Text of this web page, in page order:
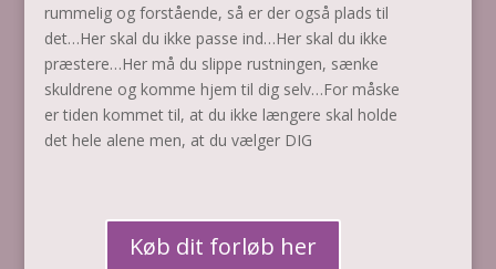
rummelig og forstående, så er der også plads til
det…Her skal du ikke passe ind…Her skal du ikke
præstere…Her må du slippe rustningen, sænke
skuldrene og komme hjem til dig selv…For måske
er tiden kommet til, at du ikke længere skal holde
det hele alene men, at du vælger DIG
Køb dit forløb her